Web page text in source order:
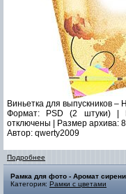
Виньетка для выпускников –
Формат: PSD (2 штуки) |
отключены | Размер архива:
Автор: qwerty2009
Подробнее
Рамка для фото - Аромат сирени
Категория: Рамки с цветами